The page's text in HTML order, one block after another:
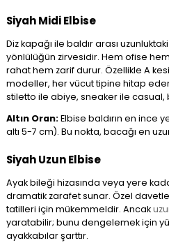
Siyah Midi Elbise
Diz kapağı ile baldır arası uzunluktaki
yönlülüğün zirvesidir. Hem ofise
rahat hem zarif durur. Özellikle A
modeller, her vücut tipine hitap
stiletto ile abiye, sneaker ile casual,
Altın Oran:Elbise baldırın en ince
altı 5-7 cm). Bu nokta, bacağı en
Siyah Uzun Elbise
Ayak bileği hizasında veya yere
dramatik zarafet sunar. Özel
tatilleri için mükemmeldir. Ancak
yaratabilir; bunu dengelemek için
ayakkabılar şarttır.